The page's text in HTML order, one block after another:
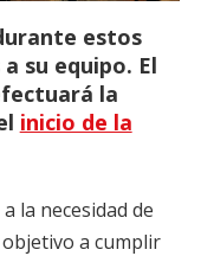
estos
su equipo. El
la
inicio de la
la necesidad de
a cumplir